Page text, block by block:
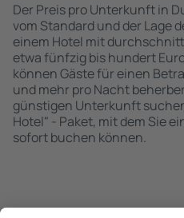
Der Preis pro Unterkunft in
vom Standard und der Lage
einem Hotel mit
etwa fünfzig bis hundert
können Gäste für einen
und mehr pro Nacht
günstigen Unterkunft
Hotel" - Paket, mit dem Sie
sofort buchen können.